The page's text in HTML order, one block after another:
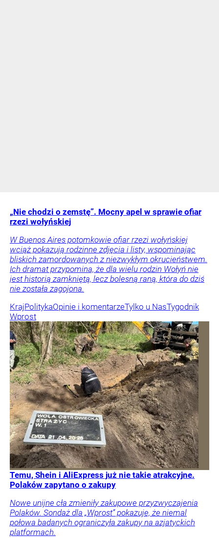
„Nie chodzi o zemstę”. Mocny apel w sprawie ofiar
rzezi wołyńskiej
W Buenos Aires potomkowie ofiar rzezi wołyńskiej
wciąż pokazują rodzinne zdjęcia i listy, wspominając
bliskich zamordowanych z niezwykłym okrucieństwem.
Ich dramat przypomina, że dla wielu rodzin Wołyń nie
jest historią zamkniętą, lecz bolesną raną, która do dziś
nie została zagojona.
KrajPolitykaOpinie i komentarzeTylko u NasTygodnik
Wprost
Temu, Shein i AliExpress już nie takie atrakcyjne.
Polaków zapytano o zakupy
Nowe unijne cła zmieniły zakupowe przyzwyczajenia
Polaków. Sondaż dla „Wprost” pokazuje, że niemal
połowa badanych ograniczyła zakupy na azjatyckich
platformach.